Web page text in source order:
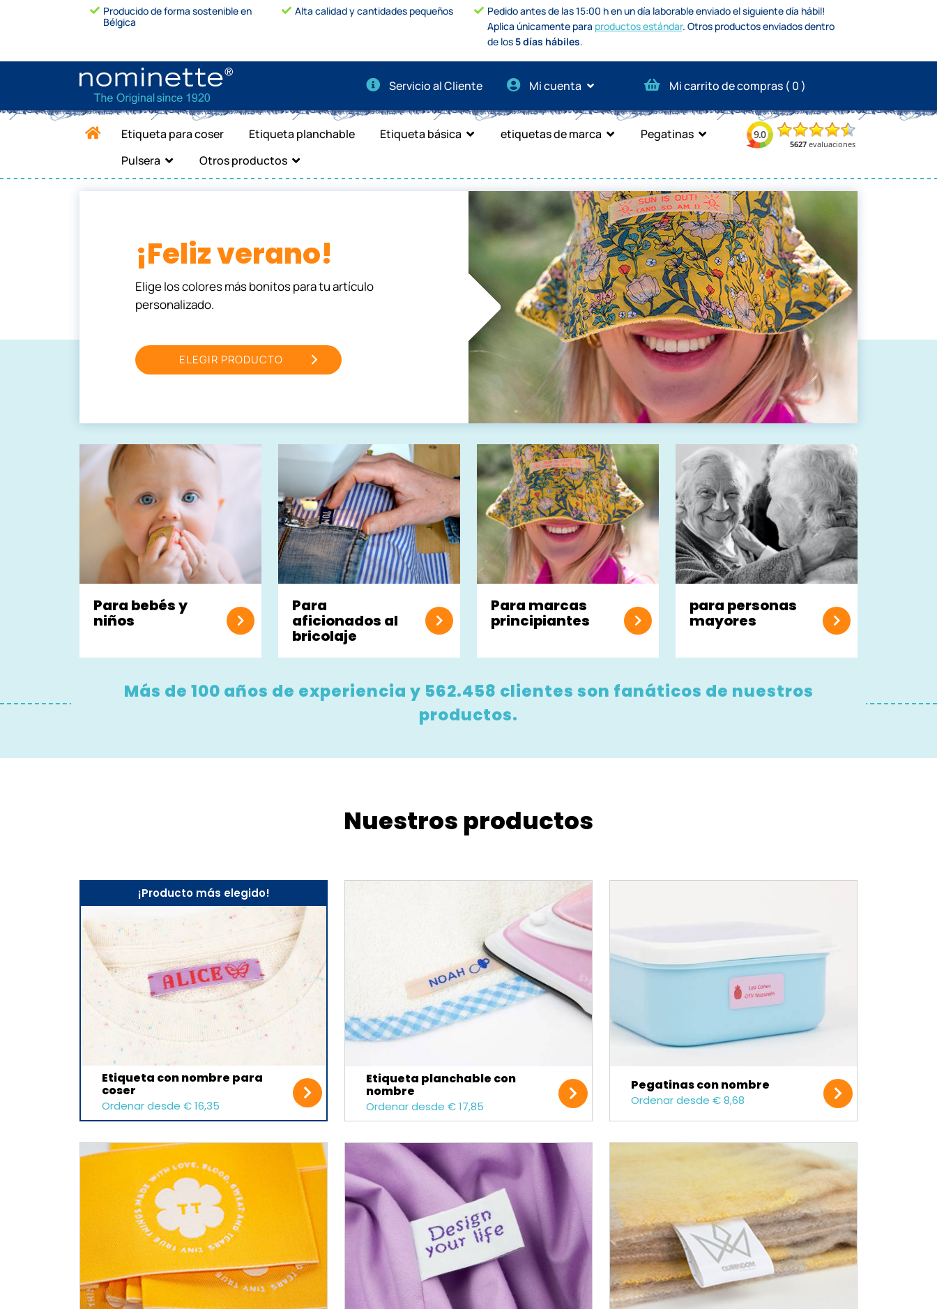
Producido de forma sostenible en
Bélgica
Alta calidad y cantidades pequeños
Pedido antes de las 15:00 h en un día laborable enviado el siguiente día hábil!
Aplica únicamente para productos estándar. Otros productos enviados dentro
de los 5 días hábiles.
Servicio al Cliente Mi cuenta Mi carrito de compras ( 0)
Etiqueta para coser Etiqueta planchable Etiqueta básica etiquetas de marca
Pegatinas
Pulsera
Otros productos
¡Feliz verano!
Elige los colores más bonitos para tu artículo
personalizado.
ELEGIR PRODUCTO
Para bebés y
niños
Para
aficionados al
bricolaje
Para marcas
principiantes
para personas
mayores
Más de 100 años de experiencia y 562.458 clientes son fanáticos de nuestros
productos.
Nuestros productos
¡Producto más elegido!
Etiqueta con nombre para
coser
Ordenar desde € 16,35
Etiqueta planchable con
nombre
Ordenar desde € 17,85
Pegatinas con nombre
Ordenar desde € 8,68